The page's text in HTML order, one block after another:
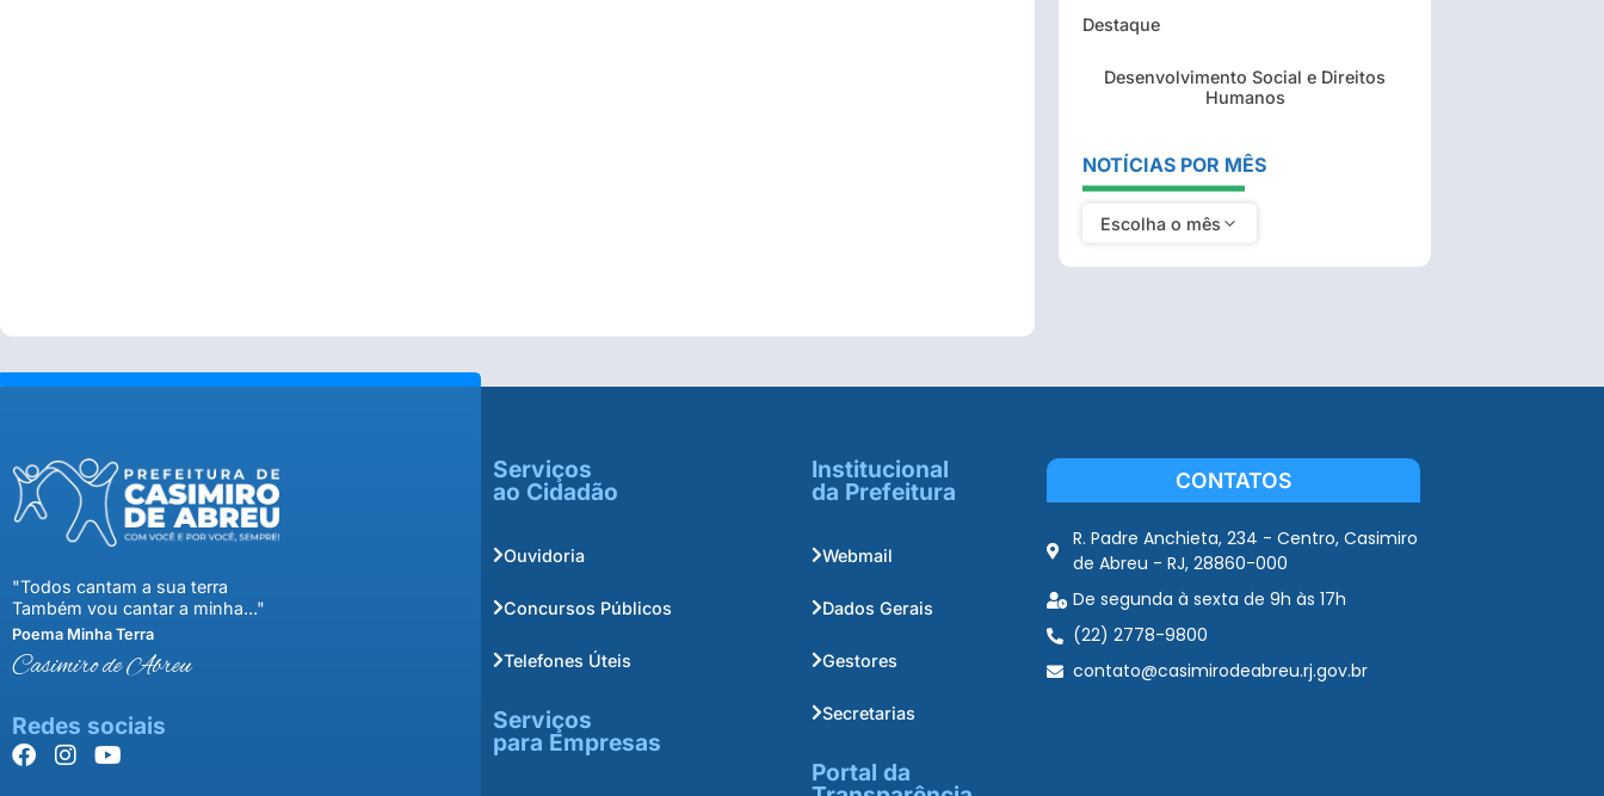
Destaque
Desenvolvimento Social e Direitos
Humanos
NOTÍCIAS POR MÊS
Escolha o mês
"Todos cantam a sua terra
Também vou cantar a minha..."
Poema Minha Terra
Casimiro de Abreu
Redes sociais
Serviços
ao Cidadão
Ouvidoria
Concursos Públicos
Telefones Úteis
Serviços
para Empresas
Institucional
da Prefeitura
Webmail
Dados Gerais
Gestores
Secretarias
Portal da
CONTATOS
R. Padre Anchieta, 234 - Centro, Casimiro
de Abreu - RJ, 28860-000
De segunda à sexta de 9h às 17h
(22) 2778-9800
contato@casimirodeabreu.rj.gov.br